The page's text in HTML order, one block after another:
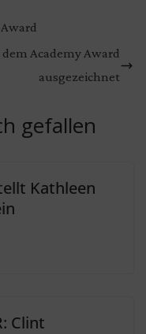
Academy Award
ausgezeichnet
gefallen
Kathleen
Clint